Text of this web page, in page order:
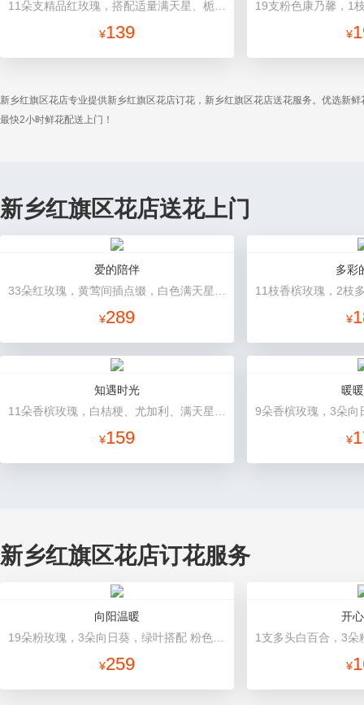
¥139 ¥
新乡红旗区花店专业提供新乡红旗区花店订花，新乡红旗区花店送花服务。优选新
最快2小时鲜花配送上门！
新乡红旗区花店送花上门
爱的陪伴
¥289
多彩
¥
知遇时光
¥159
暖
¥
新乡红旗区花店订花服务
向阳温暖
¥259
开
¥